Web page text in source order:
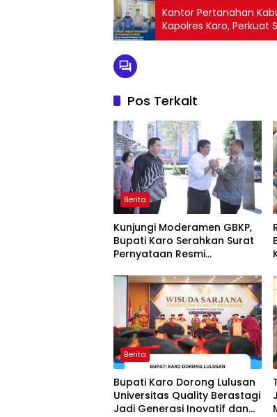
Kantor Pertanahan
Kapolres Karo, Perkuat
Pos Terkait
Berita
Kunjungi Moderamen GBKP,
Bupati Karo Serahkan Surat
Pernyataan Resmi
Kabanjahe
Berita
Bupati Karo Dorong Lulusan
Universitas Quality Berastagi
Jadi Generasi Inovatif dan